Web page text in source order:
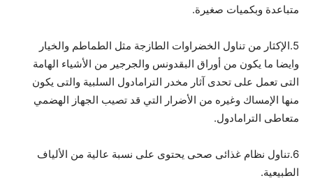
متباعدة وبكميات صغيرة.
5.الإكثار من تناول الخضراوات الطازجة مثل الطماطم والخيار
وايضا ما يكون من أوراق البقدونس والجرجير من الأشياء الهامة
التى تعمل على تحدى آثار مخدر الترامادول السلبية والتى يكون
منها الإمساك وغيره من الأضرار التي قد تصيب الجهاز الهضمي
متعاطى الترامادول.
6.تناول نظام غذائى صحى يحتوى على نسبة عالية من الألياف
الطبيعية.